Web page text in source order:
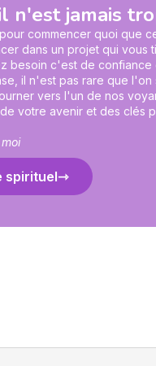
n'est jamais
commencer quoi que
dans un projet qui
besoin c'est de
il n'est pas rare que l'on
vers l'un de nos
votre avenir et des clés
spirituel